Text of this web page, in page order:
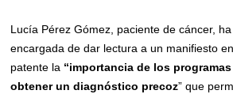
Lucía Pérez Gómez, paciente de cáncer,
encargada de dar lectura a un manifiesto
patente la “importancia de los
obtener un diagnóstico precoz” que